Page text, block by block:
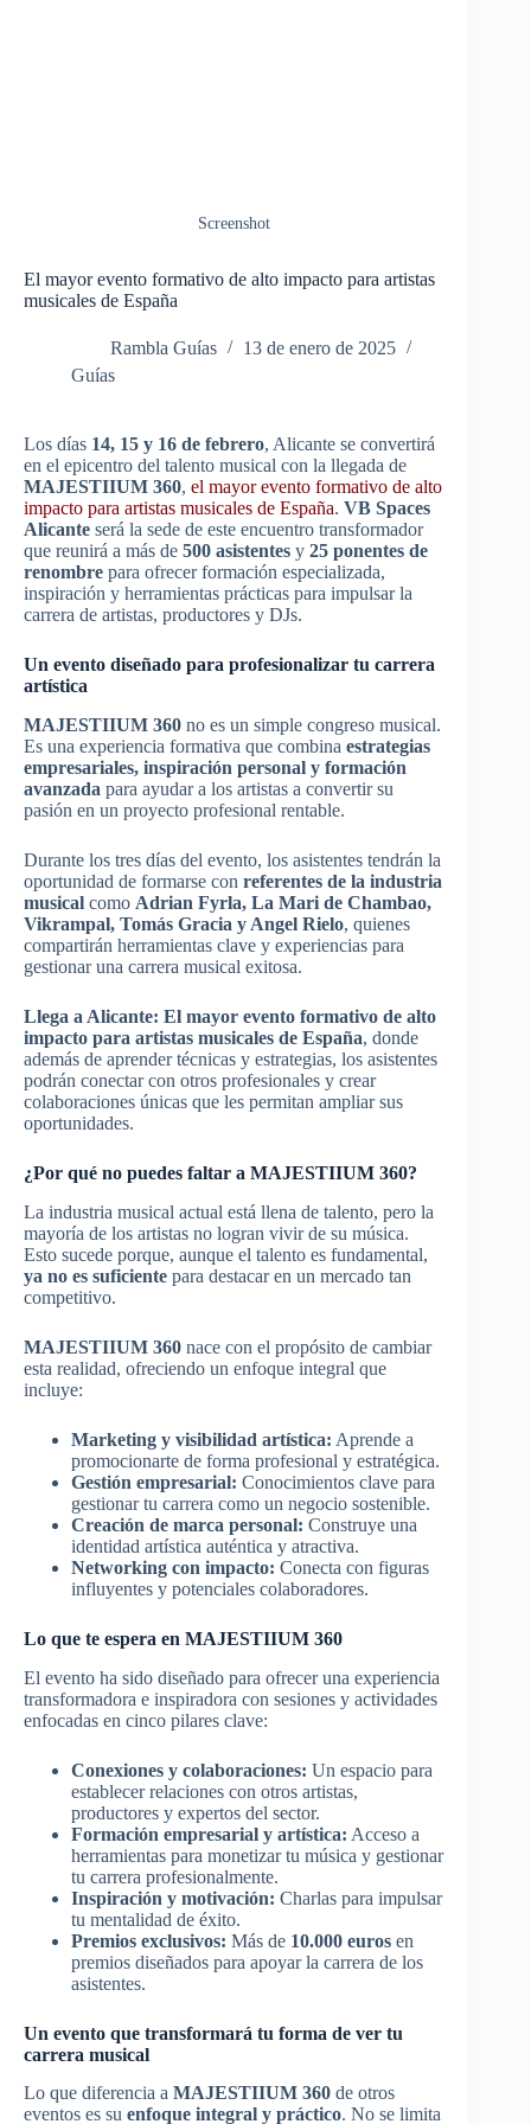
Screenshot
El mayor evento formativo de alto impacto para artistas
musicales de España
Rambla Guías
13 de enero de 2025
Guías
Los días 14, 15 y 16 de febrero, Alicante se convertirá
en el epicentro del talento musical con la llegada de
MAJESTIIUM 360, el mayor evento formativo de alto
impacto para artistas musicales de España. VB Spaces
Alicante será la sede de este encuentro transformador
que reunirá a más de 500 asistentes y 25 ponentes de
renombre para ofrecer formación especializada,
inspiración y herramientas prácticas para impulsar la
carrera de artistas, productores y DJs.
Un evento diseñado para profesionalizar tu carrera
artística
MAJESTIIUM 360 no es un simple congreso musical.
Es una experiencia formativa que combina estrategias
empresariales, inspiración personal y formación
avanzada para ayudar a los artistas a convertir su
pasión en un proyecto profesional rentable.
Durante los tres días del evento, los asistentes tendrán la
oportunidad de formarse con referentes de la industria
musical como Adrian Fyrla, La Mari de Chambao,
Vikrampal, Tomás Gracia y Angel Rielo, quienes
compartirán herramientas clave y experiencias para
gestionar una carrera musical exitosa.
Llega a Alicante: El mayor evento formativo de alto
impacto para artistas musicales de España, donde
además de aprender técnicas y estrategias, los asistentes
podrán conectar con otros profesionales y crear
colaboraciones únicas que les permitan ampliar sus
oportunidades.
¿Por qué no puedes faltar a MAJESTIIUM 360?
La industria musical actual está llena de talento, pero la
mayoría de los artistas no logran vivir de su música.
Esto sucede porque, aunque el talento es fundamental,
ya no es suficiente para destacar en un mercado tan
competitivo.
MAJESTIIUM 360 nace con el propósito de cambiar
esta realidad, ofreciendo un enfoque integral que
incluye:
Marketing y visibilidad artística: Aprende a
promocionarte de forma profesional y estratégica.
Gestión empresarial: Conocimientos clave para
gestionar tu carrera como un negocio sostenible.
Creación de marca personal: Construye una
identidad artística auténtica y atractiva.
Networking con impacto: Conecta con figuras
influyentes y potenciales colaboradores.
Lo que te espera en MAJESTIIUM 360
El evento ha sido diseñado para ofrecer una experiencia
transformadora e inspiradora con sesiones y actividades
enfocadas en cinco pilares clave:
Conexiones y colaboraciones: Un espacio para
establecer relaciones con otros artistas,
productores y expertos del sector.
Formación empresarial y artística: Acceso a
herramientas para monetizar tu música y gestionar
tu carrera profesionalmente.
Inspiración y motivación: Charlas para impulsar
tu mentalidad de éxito.
Premios exclusivos: Más de 10.000 euros en
premios diseñados para apoyar la carrera de los
asistentes.
Un evento que transformará tu forma de ver tu
carrera musical
Lo que diferencia a MAJESTIIUM 360 de otros
eventos es su enfoque integral y práctico. No se limita